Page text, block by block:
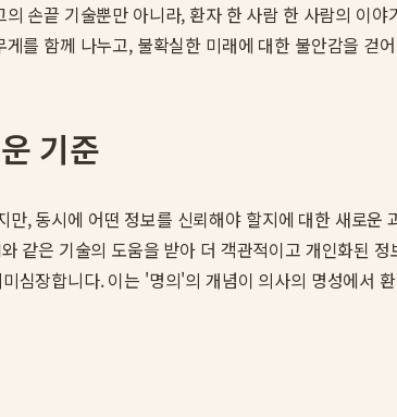
손끝 기술뿐만 아니라, 환자 한 사람 한 사람의 이
를 함께 나누고, 불확실한 미래에 대한 불안감을
기준
, 동시에 어떤 정보를 신뢰해야 할지에 대한 새로
같은 기술의 도움을 받아 더 객관적이고 개인화된
심장합니다. 이는 '명의'의 개념이 의사의 명성에서